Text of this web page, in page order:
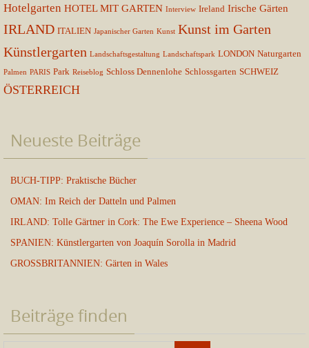
Hotelgarten HOTEL MIT GARTEN Interview Ireland Irische Gärten
IRLAND ITALIEN Japanischer Garten Kunst Kunst im Garten
Künstlergarten Landschaftsgestaltung Landschaftspark LONDON Naturgarten
Palmen PARIS Park Reiseblog Schloss Dennenlohe Schlossgarten SCHWEIZ
ÖSTERREICH
Neueste Beiträge
BUCH-TIPP: Praktische Bücher
OMAN: Im Reich der Datteln und Palmen
IRLAND: Tolle Gärtner in Cork: The Ewe Experience – Sheena Wood
SPANIEN: Künstlergarten von Joaquín Sorolla in Madrid
GROSSBRITANNIEN: Gärten in Wales
Beiträge finden